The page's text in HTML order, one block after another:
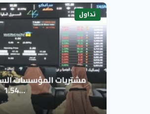
تداول